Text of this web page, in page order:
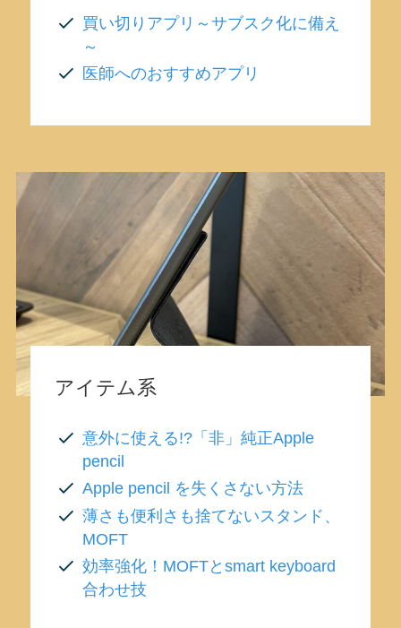
買い切りアプリ～サブスク化に備え
～
医師へのおすすめアプリ
アイテム系
意外に使える!?「非」純正Apple
pencil
Apple pencil を失くさない方法
薄さも便利さも捨てないスタンド、
MOFT
効率強化！MOFTとsmart keyboard
合わせ技